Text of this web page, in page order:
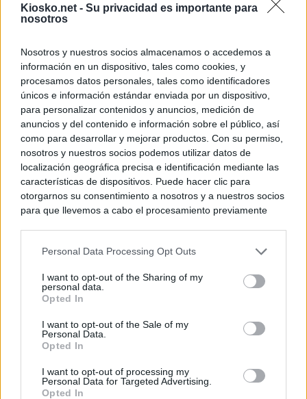
Kiosko.net - Su privacidad es importante para
nosotros
Nosotros y nuestros socios almacenamos o accedemos a
información en un dispositivo, tales como cookies, y
procesamos datos personales, tales como identificadores
únicos e información estándar enviada por un dispositivo,
para personalizar contenidos y anuncios, medición de
anuncios y del contenido e información sobre el público, así
como para desarrollar y mejorar productos. Con su permiso,
nosotros y nuestros socios podemos utilizar datos de
localización geográfica precisa e identificación mediante las
características de dispositivos. Puede hacer clic para
otorgarnos su consentimiento a nosotros y a nuestros socios
para que llevemos a cabo el procesamiento previamente
negar su consentimiento. Tenga en cuenta que algún
de su consentimiento, pero usted tiene el derecho de
rechazar tal procesamiento. Sus preferencias se aplicarán
cualquier momento entrando de nuevo en este sitio web o
visitando nuestra política de privacidad.
Personal Data Processing Opt Outs
I want to opt-out of the Sharing of my
personal data.
Opted In
I want to opt-out of the Sale of my
Personal Data.
Opted In
I want to opt-out of processing my
Personal Data for Targeted Advertising.
Opted In